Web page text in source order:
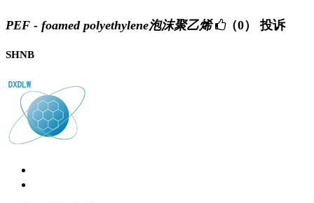
PEF - foamed polyethylene泡沫聚乙烯 （0） 投诉
SHNB